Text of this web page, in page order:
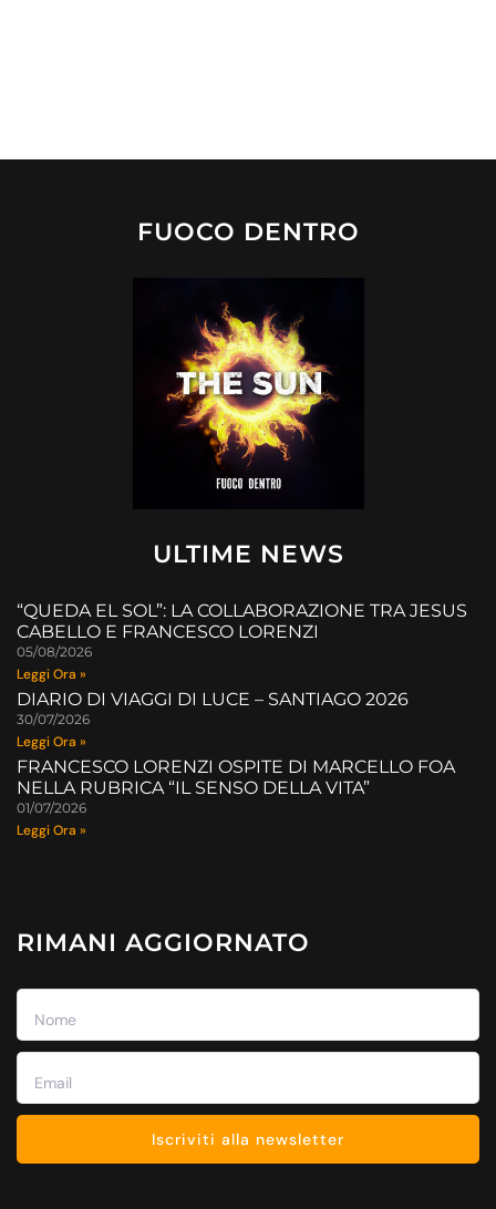
FUOCO DENTRO
ULTIME NEWS
“QUEDA EL SOL”: LA COLLABORAZIONE TRA JESUS
CABELLO E FRANCESCO LORENZI
05/08/2026
Leggi Ora »
DIARIO DI VIAGGI DI LUCE – SANTIAGO 2026
30/07/2026
Leggi Ora »
FRANCESCO LORENZI OSPITE DI MARCELLO FOA
NELLA RUBRICA “IL SENSO DELLA VITA”
01/07/2026
Leggi Ora »
RIMANI AGGIORNATO
Iscriviti alla newsletter